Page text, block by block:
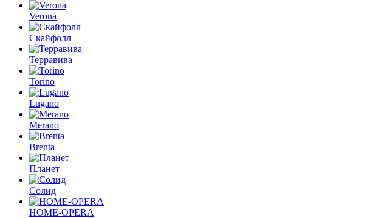
Verona
Скайфолл
Терравива
Torino
Lugano
Merano
Brenta
Планет
Солид
HOME-OPERA